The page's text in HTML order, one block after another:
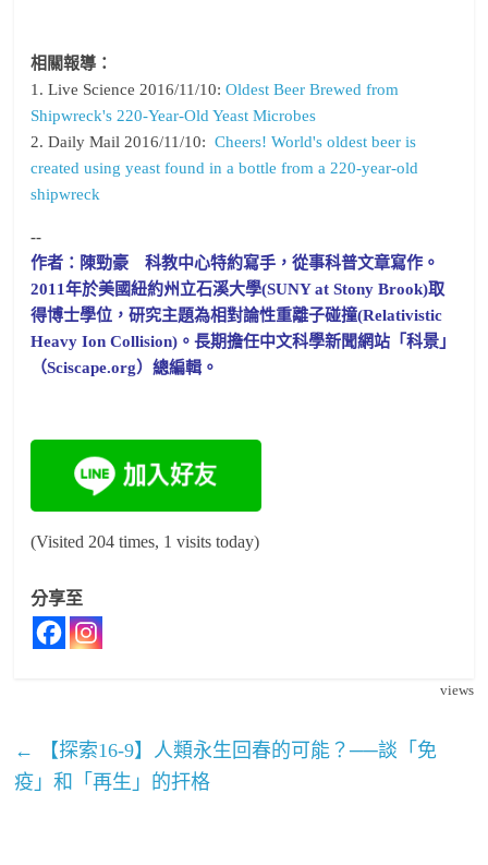
相關報導：
1. Live Science 2016/11/10:Oldest Beer Brewed from
Shipwreck's 220-Year-Old Yeast Microbes
2. Daily Mail 2016/11/10:Cheers! World's oldest beer is
created using yeast found in a bottle from a 220-year-old
shipwreck
--
作者：陳勁豪 科教中心特約寫手，從事科普文章寫作。
2011年於美國紐約州立石溪大學(SUNY at Stony Brook)取
得博士學位，研究主題為相對論性重離子碰撞(Relativistic
Heavy Ion Collision)。長期擔任中文科學新聞網站「科景」
（Sciscape.org）總編輯。
(Visited 204 times, 1 visits today)
分享至
views
←
【探索16-9】人類永生回春的可能？──談「免
疫」和「再生」的扞格